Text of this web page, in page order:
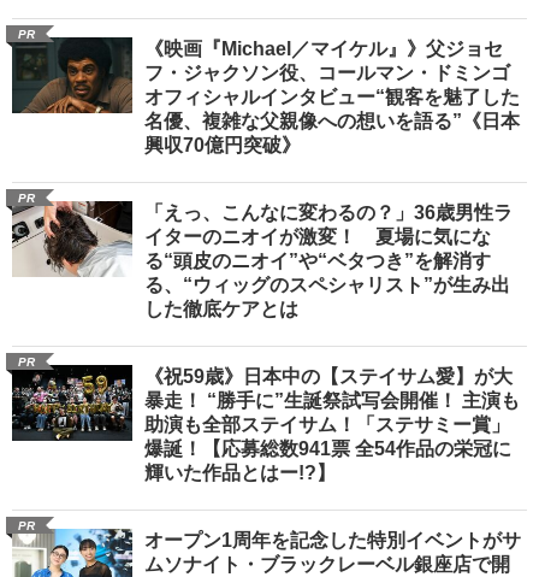
PR
《映画『Michael／マイケル』》父ジョセ
フ・ジャクソン役、コールマン・ドミンゴ
オフィシャルインタビュー“観客を魅了した
名優、複雑な父親像への想いを語る”《日本
興収70億円突破》
PR
「えっ、こんなに変わるの？」36歳男性ラ
イターのニオイが激変！ 夏場に気にな
る“頭皮のニオイ”や“ベタつき”を解消す
る、“ウィッグのスペシャリスト”が生み出
した徹底ケアとは
PR
《祝59歳》日本中の【ステイサム愛】が大
暴走！ “勝手に”生誕祭試写会開催！ 主演も
助演も全部ステイサム！「ステサミー賞」
爆誕！【応募総数941票 全54作品の栄冠に
輝いた作品とはー!?】
PR
オープン1周年を記念した特別イベントがサ
ムソナイト・ブラックレーベル銀座店で開